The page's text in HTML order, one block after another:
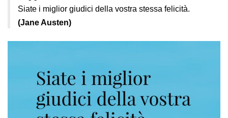
Siate i miglior giudici della vostra stessa felicità.
(Jane Austen)